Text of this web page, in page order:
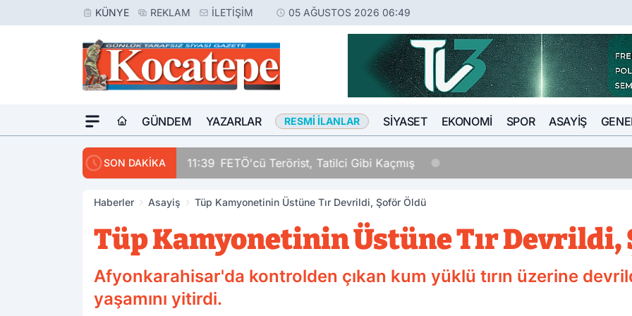
KÜNYE REKLAM İLETIŞIM 05 AĞUSTOS 2026 06:49
GÜNDEM YAZARLAR RESMI İLANLAR SIYASET EKONOMI SPOR ASAYIŞ
SON DAKİKA 11:39 FETÖ'cü Terörist, Tatilci Gibi Kaçmış
Haberler Asayiş Tüp Kamyonetinin Üstüne Tır Devrildi, Şoför Öldü
Tüp Kamyonetinin Üstüne Tır Devrildi,
Afyonkarahisar'da kontrolden çıkan kum yüklü tırın üzerine
yaşamını yitirdi.